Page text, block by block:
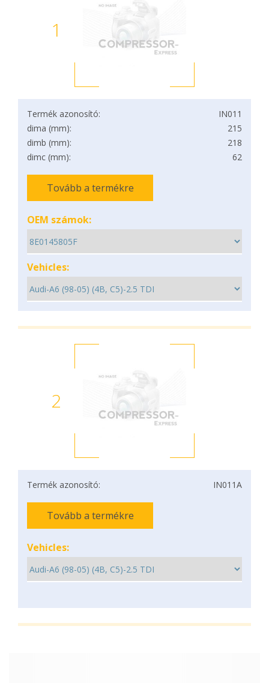
1
Termék azonosító:
IN011
dima (mm):
215
dimb (mm):
218
dimc (mm):
62
Tovább a termékre
OEM számok:
Vehicles:
2
Termék azonosító: IN011A
Tovább a termékre
Vehicles: